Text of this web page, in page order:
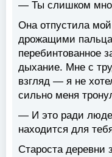
— Ты слишком
Она отпустила
дрожащими
перебинтованное
дыхание. Мне с
взгляд — я не
сильно меня
— И это ради
находится для
Староста деревни